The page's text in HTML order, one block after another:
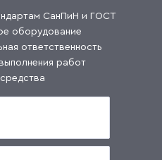
СанПиН и ГОСТ
работ
ответственность
оборудование